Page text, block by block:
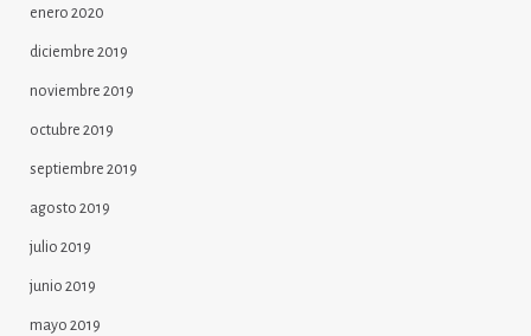
enero 2020
diciembre 2019
noviembre 2019
octubre 2019
septiembre 2019
agosto 2019
julio 2019
junio 2019
mayo 2019